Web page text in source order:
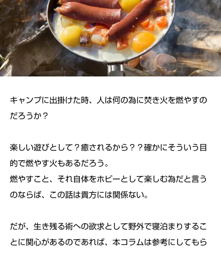
キャンプに出掛けた時、人は何の為に焚き火を燃やすの
だろうか？
楽しい遊びとして？癒されるから？？確かにそういう目
的で燃やす火もあるだろう。
燃やすこと、それ自体をホビーとして楽しむ為だと言う
のならば、この話は貴方には関係ない。
だが、生き残る術への欲求として野外で寝泊まりするこ
とに関心があるのであれば、本コラムは参考にしてもら